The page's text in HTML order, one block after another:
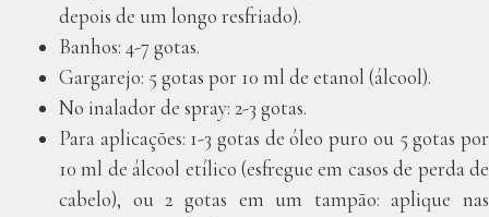
depois de um longo resfriado).
Banhos: 4-7 gotas.
Gargarejo: 5 gotas por 10 ml de etanol (álcool).
No inalador de spray: 2-3 gotas.
Para aplicações: 1-3 gotas de óleo puro ou 5 gotas por
10 ml de álcool etílico (esfregue em casos de perda de
cabelo), ou 2 gotas em um tampão: aplique nas